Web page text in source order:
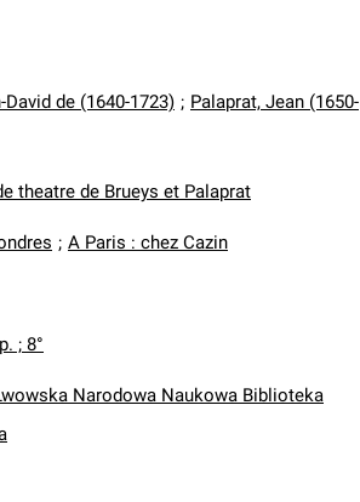
de (1640-1723) ; Palaprat, Jean (1650-
theatre de Brueys et Palaprat
; A Paris : chez Cazin
; 8°
Narodowa Naukowa Biblioteka